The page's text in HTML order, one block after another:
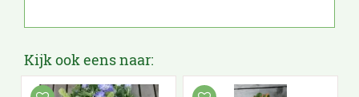
Kijk ook eens naar: